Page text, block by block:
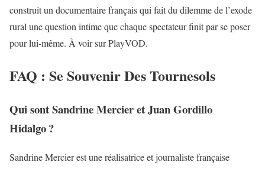
construit un documentaire français qui fait du dilemme de l’exode
rural une question intime que chaque spectateur finit par se poser
pour lui-même. À voir sur PlayVOD.
FAQ : Se Souvenir Des Tournesols
Qui sont Sandrine Mercier et Juan Gordillo
Hidalgo ?
Sandrine Mercier est une réalisatrice et journaliste française